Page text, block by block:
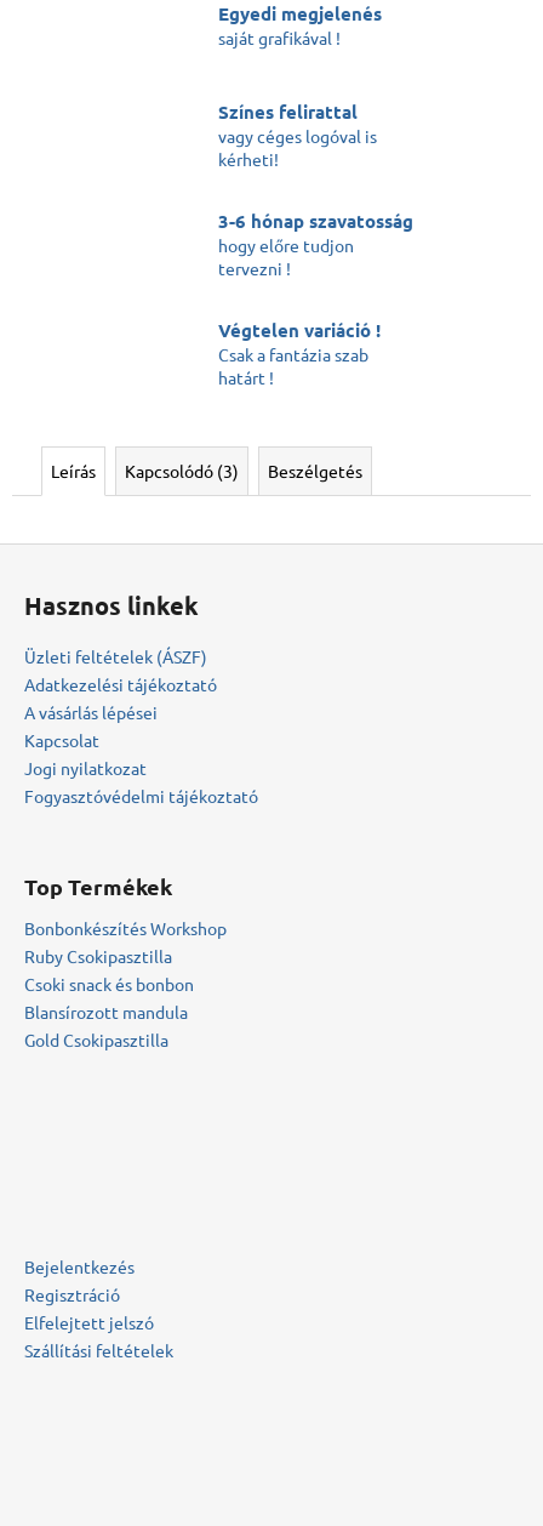
Egyedi megjelenés
saját grafikával !
Színes felirattal
vagy céges logóval is
kérheti!
3-6 hónap szavatosság
hogy előre tudjon
tervezni !
Végtelen variáció !
Csak a fantázia szab
határt !
Leírás Kapcsolódó (3) Beszélgetés
Hasznos linkek
Üzleti feltételek (ÁSZF)
Adatkezelési tájékoztató
A vásárlás lépései
Kapcsolat
Jogi nyilatkozat
Fogyasztóvédelmi tájékoztató
Top Termékek
Bonbonkészítés Workshop
Ruby Csokipasztilla
Csoki snack és bonbon
Blansírozott mandula
Gold Csokipasztilla
Bejelentkezés
Regisztráció
Elfelejtett jelszó
Szállítási feltételek